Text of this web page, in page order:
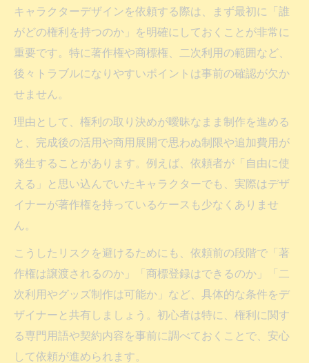
帰属するか
イラスト制作における著作権の発生条件を
解説
著作権と商標権の実務的な違いをキャラク
ターデザイン依頼目線で整理
作権トラブル実例
キャラクターデザイン依頼後の無断使用リ
スクを減らす方法
キャラクターデザインを依頼する際は、まず最初に「誰
がどの権利を持つのか」を明確にしておくことが非常に
重要です。特に著作権や商標権、二次利用の範囲など、
後々トラブルになりやすいポイントは事前の確認が欠か
せません。
理由として、権利の取り決めが曖昧なまま制作を進める
と、完成後の活用や商用展開で思わぬ制限や追加費用が
発生することがあります。例えば、依頼者が「自由に使
える」と思い込んでいたキャラクターでも、実際はデザ
イナーが著作権を持っているケースも少なくありませ
ん。
こうしたリスクを避けるためにも、依頼前の段階で「著
作権は譲渡されるのか」「商標登録はできるのか」「二
次利用やグッズ制作は可能か」など、具体的な条件をデ
ザイナーと共有しましょう。初心者は特に、権利に関す
る専門用語や契約内容を事前に調べておくことで、安心
して依頼が進められます。